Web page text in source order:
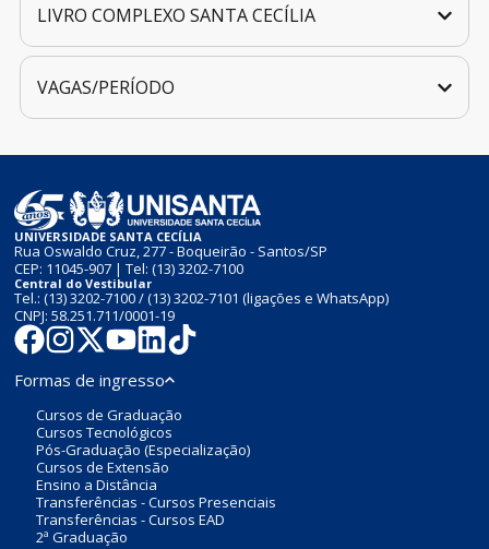
LIVRO COMPLEXO SANTA CECÍLIA
VAGAS/PERÍODO
UNIVERSIDADE SANTA CECÍLIA
Rua Oswaldo Cruz, 277 - Boqueirão - Santos/SP
CEP: 11045-907 | Tel:(13) 3202-7100
Central do Vestibular
Tel.:(13) 3202-7100/(13) 3202-7101 (ligações e WhatsApp)
CNPJ: 58.251.711/0001-19
Formas de ingresso
Cursos de Graduação
Cursos Tecnológicos
Pós-Graduação (Especialização)
Cursos de Extensão
Ensino a Distância
Transferências - Cursos Presenciais
Transferências - Cursos EAD
2ª Graduação